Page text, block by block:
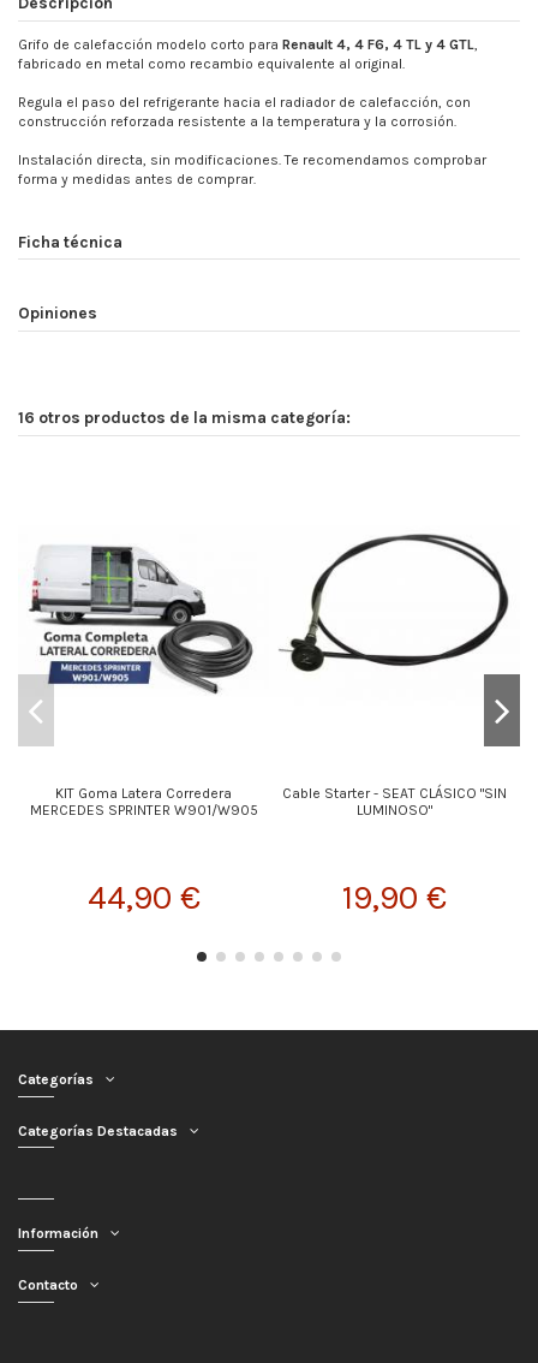
Grifo de calefacción modelo corto para Renault 4, 4 F6, 4 TL y 4 GTL
fabricado en metal como recambio equivalente al original.
Regula el paso del refrigerante hacia el radiador de calefacción, con
construcción reforzada resistente a la temperatura y la corrosión.
Instalación directa, sin modificaciones. Te recomendamos comprobar
forma y medidas antes de comprar.
Ficha técnica
Opiniones
16 otros productos de la misma categoría:
KIT Goma Latera Corredera
MERCEDES SPRINTER W901/W905
44,90 €
Cable Starter - SEAT CLÁSICO "SIN
LUMINOSO"
19,90 €
Categorías
Categorías Destacadas
Información
Contacto